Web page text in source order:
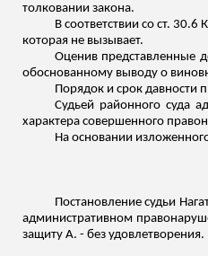
толковании закона.
В соответствии со ст.
которая не вызывает.
Оценив представленные
обоснованному выводу о
Порядок и срок давности
Судьей районного суда
характера совершенного
На основании
Постановление судьи
административном
защиту А. - без удовлетворения.